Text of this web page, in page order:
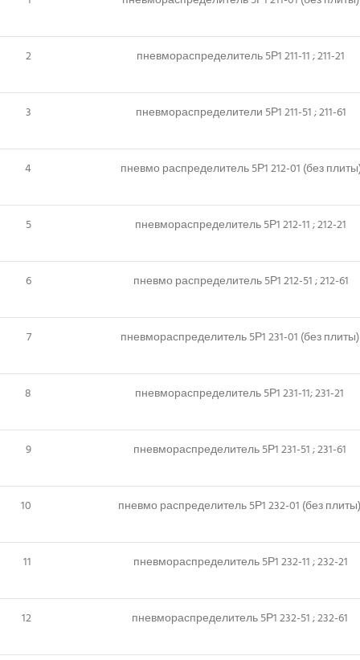
2 пневмораспределитель 5Р1 211-11 ; 211-21
3 пневмораспределители 5Р1 211-51 ; 211-61
4 пневмо распределитель 5Р1 212-01 (без
5 пневмораспределитель 5Р1 212-11 ; 212-21
6 пневмо распределитель 5Р1 212-51 ; 212-61
7 пневмораспределитель 5Р1 231-01 (без
8 пневмораспределитель 5Р1 231-11; 231-21
9 пневмораспределитель 5Р1 231-51 ; 231-61
10 пневмо распределитель 5Р1 232-01 (без
11 пневмораспределитель 5Р1 232-11 ; 232-21
12 пневмораспределитель 5Р1 232-51 ; 232-61